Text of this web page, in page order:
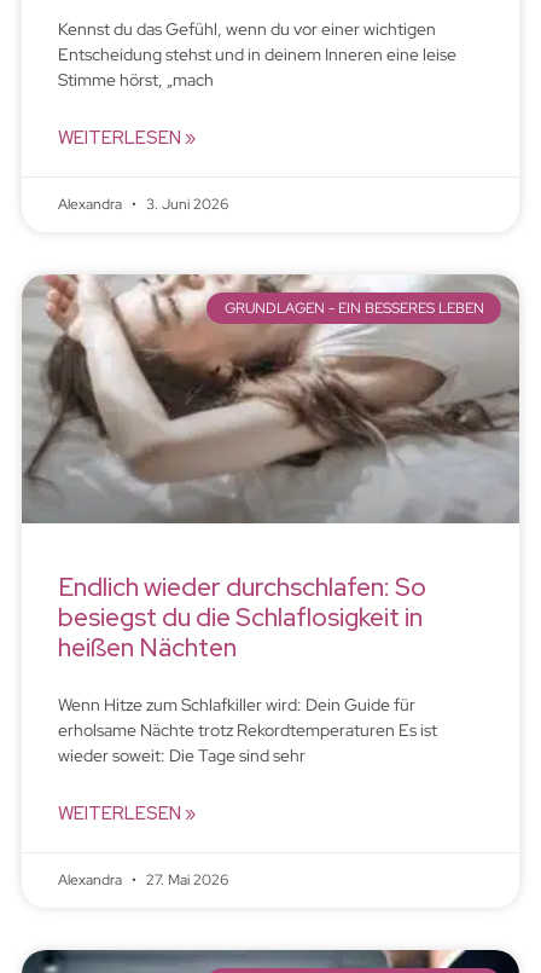
Kennst du das Gefühl, wenn du vor einer wichtigen
Entscheidung stehst und in deinem Inneren eine leise
Stimme hörst, „mach
WEITERLESEN »
Alexandra 3. Juni 2026
GRUNDLAGEN - EIN BESSERES LEBEN
Endlich wieder durchschlafen: So
besiegst du die Schlaflosigkeit in
heißen Nächten
Wenn Hitze zum Schlafkiller wird: Dein Guide für
erholsame Nächte trotz Rekordtemperaturen Es ist
wieder soweit: Die Tage sind sehr
WEITERLESEN »
Alexandra 27. Mai 2026